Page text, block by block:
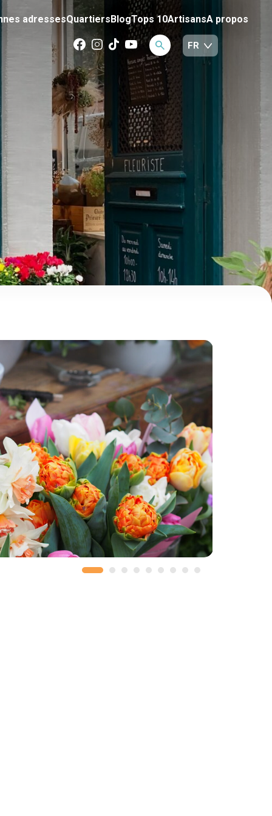
adressesQuartiersBlogTops 10ArtisansA propos